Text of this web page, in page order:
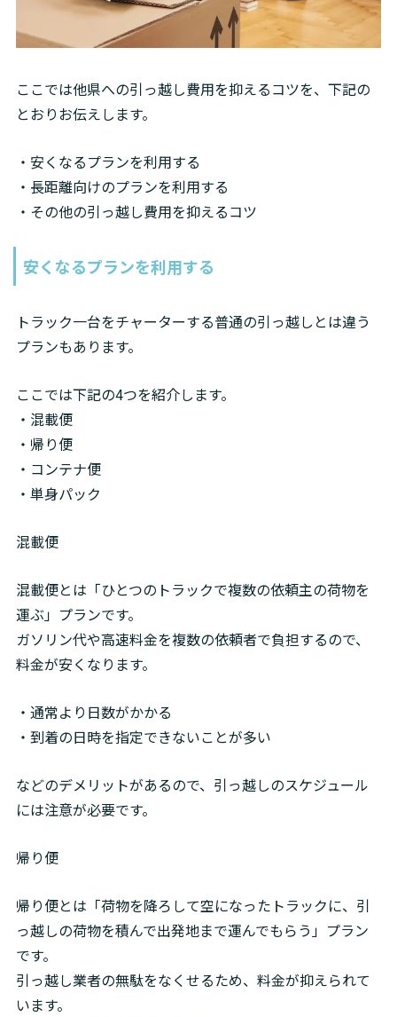
ここでは他県への引っ越し費用を抑えるコツを、下記の
とおりお伝えします。
・安くなるプランを利用する
・長距離向けのプランを利用する
・その他の引っ越し費用を抑えるコツ
安くなるプランを利用する
トラック一台をチャーターする普通の引っ越しとは違う
プランもあります。
ここでは下記の4つを紹介します。
・混載便
・帰り便
・コンテナ便
・単身パック
混載便
混載便とは「ひとつのトラックで複数の依頼主の荷物を
運ぶ」プランです。
ガソリン代や高速料金を複数の依頼者で負担するので、
料金が安くなります。
・通常より日数がかかる
・到着の日時を指定できないことが多い
などのデメリットがあるので、引っ越しのスケジュール
には注意が必要です。
帰り便
帰り便とは「荷物を降ろして空になったトラックに、引
っ越しの荷物を積んで出発地まで運んでもらう」プラン
です。
引っ越し業者の無駄をなくせるため、料金が抑えられて
います。